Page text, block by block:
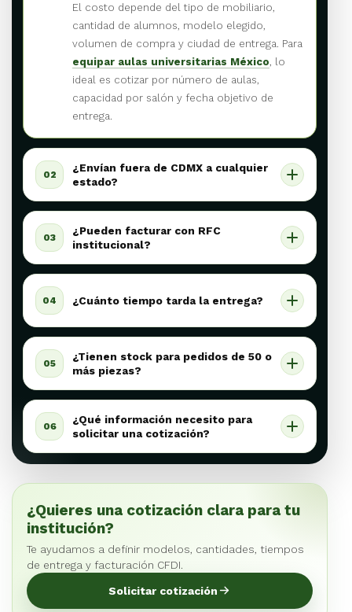
El costo depende del tipo de mobiliario,
cantidad de alumnos, modelo elegido,
volumen de compra y ciudad de entrega. Para
equipar aulas universitarias México , lo
ideal es cotizar por número de aulas,
capacidad por salón y fecha objetivo de
entrega.
02
¿Envían fuera de CDMX a cualquier
estado?
03
¿Pueden facturar con RFC
institucional?
04 ¿Cuánto tiempo tarda la entrega?
05
¿Tienen stock para pedidos de 50 o
más piezas?
06
¿Qué información necesito para
solicitar una cotización?
¿Quieres una cotización clara para tu
institución?
Te ayudamos a definir modelos, cantidades, tiempos
de entrega y facturación CFDI.
Solicitar cotización